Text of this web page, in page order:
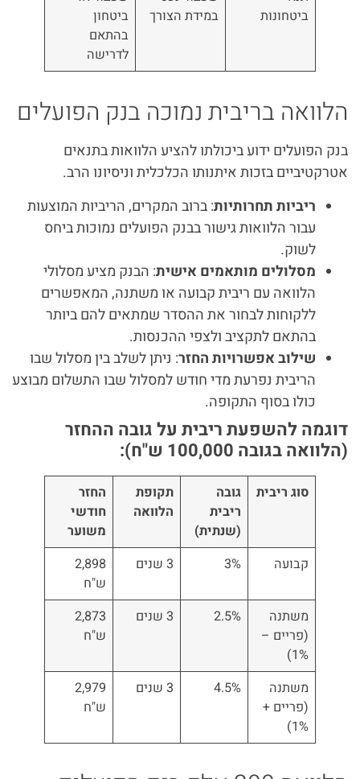
ביטחונות
במידת הצורך
ביטחון
בהתאם
לדרישה
הלוואה בריבית נמוכה בנק הפועלים
בנק הפועלים ידוע ביכולתו להציע הלוואות בתנאים
אטרקטיביים בזכות איתנותו הכלכלית וניסיונו הרב.
ריביות תחרותיות: ברוב המקרים, הריביות המוצעות
עבור הלוואות גישור בבנק הפועלים נמוכות ביחס
לשוק.
מסלולים מותאמים אישית: הבנק מציע מסלולי
הלוואה עם ריבית קבועה או משתנה, המאפשרים
ללקוחות לבחור את ההסדר שמתאים להם ביותר
בהתאם לתקציב ולצפי ההכנסות.
שילוב אפשרויות החזר: ניתן לשלב בין מסלול שבו
הריבית נפרעת מדי חודש למסלול שבו התשלום מבוצע
כולו בסוף התקופה.
דוגמה להשפעת ריבית על גובה ההחזר
(הלוואה בגובה 100,000 ש"ח):
סוג ריבית
גובה
ריבית
(שנתית)
תקופת
הלוואה
החזר
חודשי
משוער
קבועה
3% 3 שנים
2,898
ש"ח
משתנה
(פריים –
1%)
2.5% 3 שנים
2,873
ש"ח
משתנה
(פריים +
1%)
4.5% 3 שנים
2,979
ש"ח